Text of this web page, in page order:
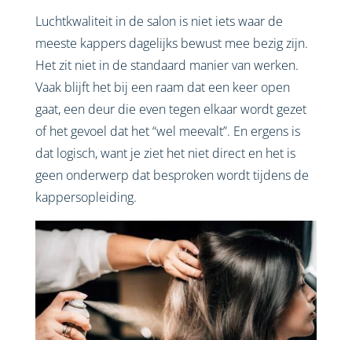
Luchtkwaliteit in de salon is niet iets waar de
meeste kappers dagelijks bewust mee bezig zijn.
Het zit niet in de standaard manier van werken.
Vaak blijft het bij een raam dat een keer open
gaat, een deur die even tegen elkaar wordt gezet
of het gevoel dat het “wel meevalt”. En ergens is
dat logisch, want je ziet het niet direct en het is
geen onderwerp dat besproken wordt tijdens de
kappersopleiding.